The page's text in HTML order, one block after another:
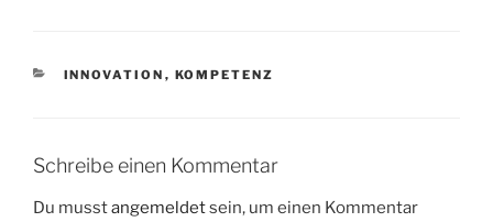
e
o
k
o
n
l
n
KATEGORIEN
INNOVATION , KOMPETENZ
Schreibe einen Kommentar
Du musstangemeldetsein, um einen Kommentar